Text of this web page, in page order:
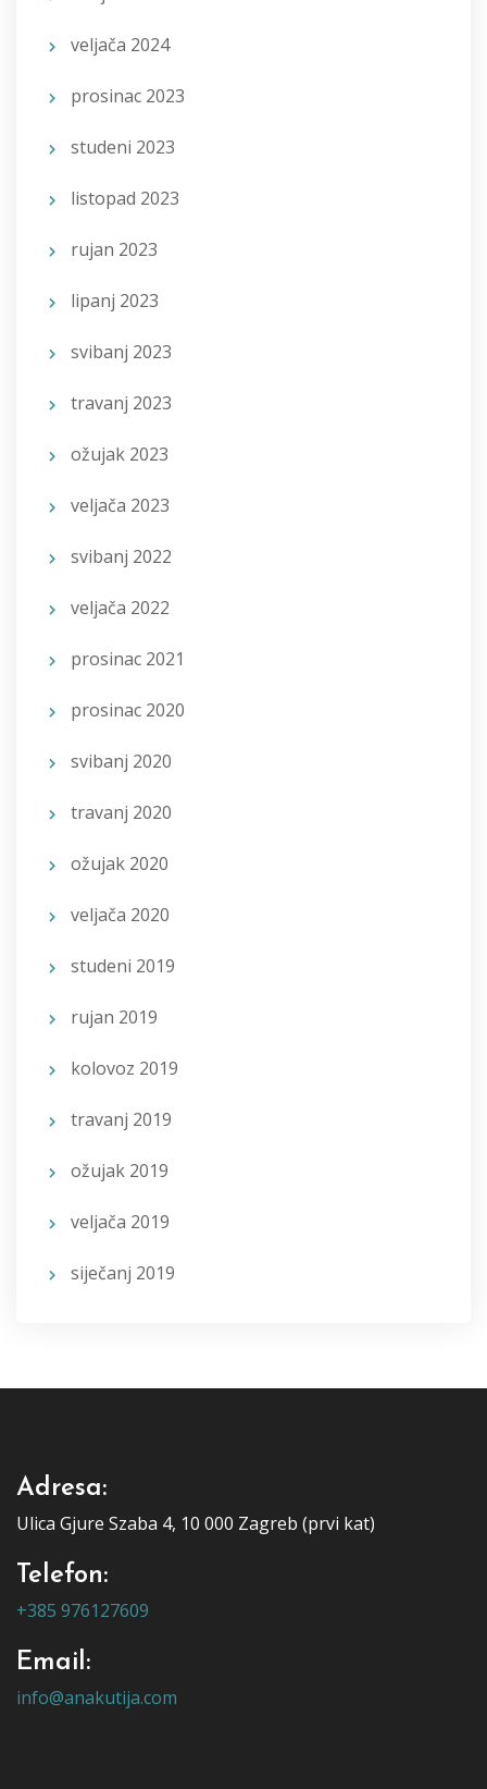
veljača 2024
prosinac 2023
studeni 2023
listopad 2023
rujan 2023
lipanj 2023
svibanj 2023
travanj 2023
ožujak 2023
veljača 2023
svibanj 2022
veljača 2022
prosinac 2021
prosinac 2020
svibanj 2020
travanj 2020
ožujak 2020
veljača 2020
studeni 2019
rujan 2019
kolovoz 2019
travanj 2019
ožujak 2019
veljača 2019
siječanj 2019
Adresa:
Ulica Gjure Szaba 4, 10 000 Zagreb (prvi kat)
Telefon:
+385 976127609
Email:
info@anakutija.com